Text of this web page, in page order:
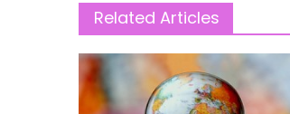
Related Articles